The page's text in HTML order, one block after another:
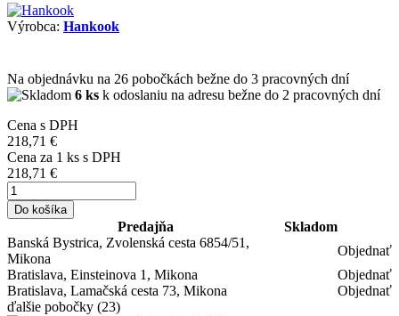
Výrobca: Hankook
Na objednávku na 26 pobočkách bežne do 3 pracovných dní
6 ks k odoslaniu na adresu bežne do 2 pracovných dní
Cena s DPH
218,71 €
Cena za 1 ks s DPH
218,71 €
Do košíka
Predajňa
Skladom
Banská Bystrica, Zvolenská cesta 6854/51,
Mikona
Objednať
Bratislava, Einsteinova 1, Mikona
Objednať
Bratislava, Lamačská cesta 73, Mikona
Objednať
ďalšie pobočky (23)